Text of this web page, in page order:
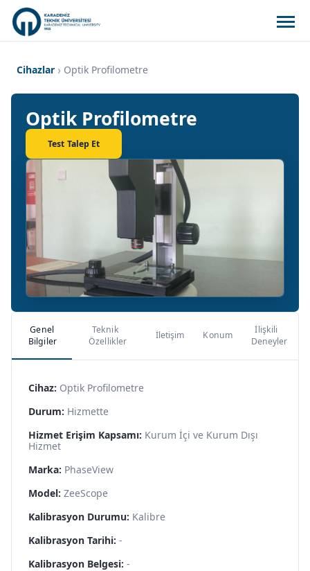
Cihazlar Optik Profilometre
Optik Profilometre
Test Talep Et
Genel
Bilgiler
Teknik
Özellikler
İletişim Konum
İlişkili
Deneyler
Cihaz: Optik Profilometre
Durum: Hizmette
Hizmet Erişim Kapsamı: Kurum İçi ve Kurum Dışı
Hizmet
Marka: PhaseView
Model: ZeeScope
Kalibrasyon Durumu: Kalibre
Kalibrasyon Tarihi: -
Kalibrasyon Belgesi: -